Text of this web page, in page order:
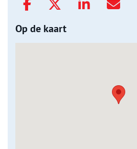
Op de kaart